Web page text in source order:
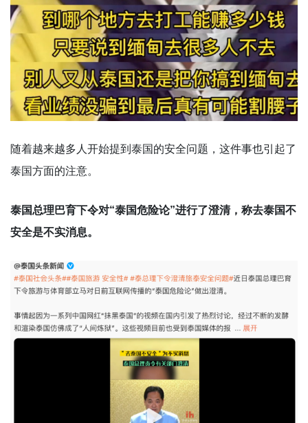
随着越来越多人开始提到泰国的安全问题，这件事也引起了
泰国方面的注意。
泰国总理巴育下令对“泰国危险论”进行了澄清，称去泰国不
安全是不实消息。